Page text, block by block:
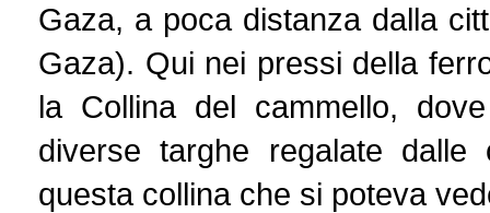
Gaza, a poca distanza dalla
Gaza). Qui nei pressi della
la Collina del cammello,
diverse targhe regalate dalle
questa collina che si poteva